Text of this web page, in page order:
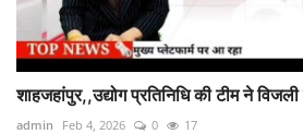
शाहजहांपुर,,उद्योग प्रतिनिधि की टीम ने
admin Feb 4, 2026 0 17